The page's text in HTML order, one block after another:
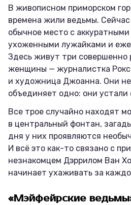
В живописном приморском
времена жили ведьмы.
обычное место с
ухоженными лужайками и
Здесь живут три совершенно
женщины — журналистка
и художница Джоанна. Они
объединяет одно: они
Все трое случайно находят
в центральный фонтан,
дня у них проявляются
И всё это как-то связано с
незнакомцем Дэррилом Ван
начинает ухаживать за
«Мэйфейрские